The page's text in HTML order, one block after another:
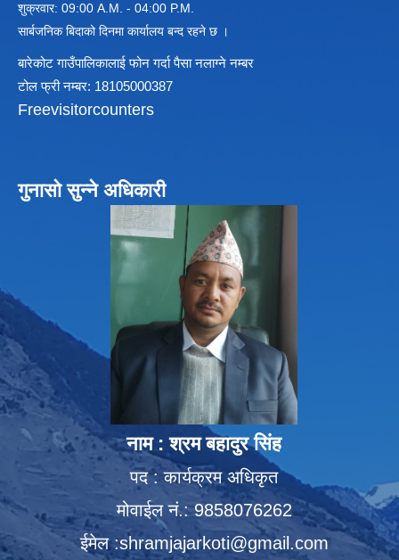
शुक्रवार: 09:00 A.M. - 04:00 P.M.
सार्बजनिक बिदाको दिनमा कार्यालय बन्द रहने छ ।
बारेकोट गाउँपालिकालाई फोन गर्दा पैसा नलाग्ने नम्बर
टोल फ्री नम्बर: 18105000387
Freevisitorcounters
गुनासो सुन्ने अधिकारी
नाम : श्रम बहादुर सिंह
पद : कार्यक्रम अधिकृत
मोवाईल नं.: 9858076262
ईमेल :shramjajarkoti@gmail.com